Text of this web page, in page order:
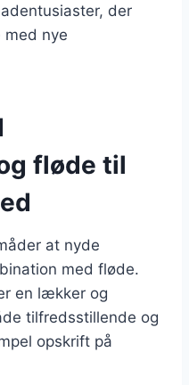
der
med nye
fløde til
at nyde
med fløde.
en lækker og
tilfredsstillende og
opskrift på